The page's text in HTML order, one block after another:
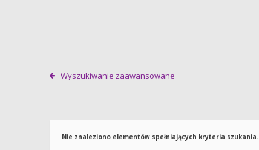
Wyszukiwanie zaawansowane
Nie znaleziono elementów spełniających kryteria szukania.